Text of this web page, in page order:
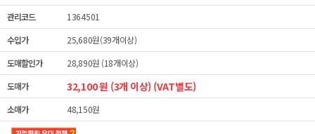
관리코드
1364501
수입가
25,680원(39개이상)
도매할인가
28,890원 (18개이상)
도매가
32,100 원 (3개 이상) (VAT별도)
소매가 48,150원